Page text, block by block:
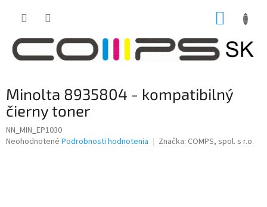
Minolta 8935804 - kompatibilný
čierny toner
NN_MIN_EP1030
Priemerné
Neohodnotené Podrobnosti hodnotenia Značka: COMPS, spol. s r.o.